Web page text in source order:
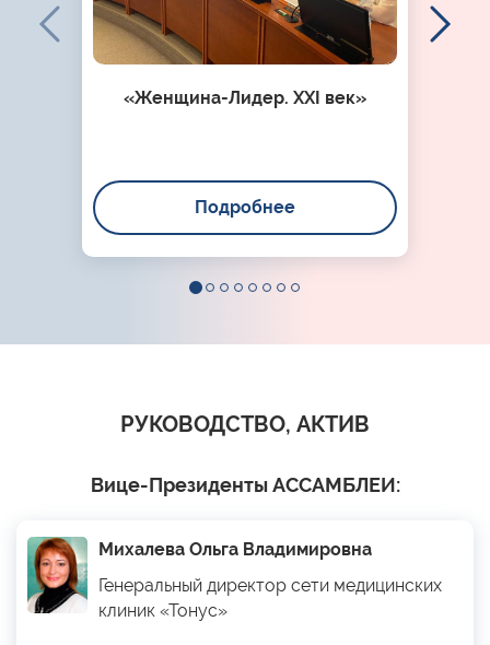
«Женщина-Лидер. XXI век»
Подробнее
РУКОВОДСТВО, АКТИВ
Вице-Президенты АССАМБЛЕИ:
Михалева Ольга Владимировна
Генеральный директор сети медицинских
клиник «Тонус»